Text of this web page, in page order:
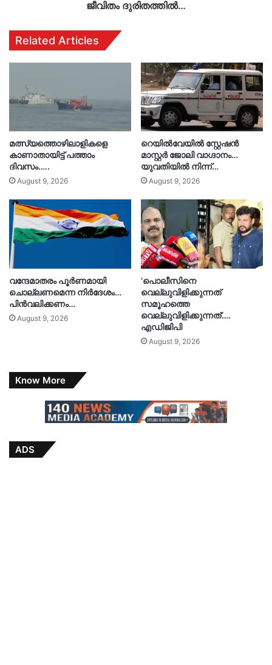
ജീവിതം ദുരിതത്തിൽ…
Related Articles
മത്സ്യത്തൊഴിലാളികളെ
കാണാതായിട്ട് പത്താം
ദിവസം…..
August 9, 2026
റെയിൽവേയിൽ സ്റ്റേഷൻ
മാസ്റ്റർ ജോലി വാഗ്ദാനം…
യുവതിയിൽ നിന്ന്…
August 9, 2026
വന്ദേമാതരം പൂർണമായി
ചൊല്ലണമെന്ന നിർദേശം…
പിൻവലിക്കണം…
August 9, 2026
‘പൊലീസിനെ
വെല്ലുവിളിക്കുന്നത്
സമൂഹത്തെ
വെല്ലുവിളിക്കുന്നത്’….
എഡിജിപി
August 9, 2026
Know More
ADS